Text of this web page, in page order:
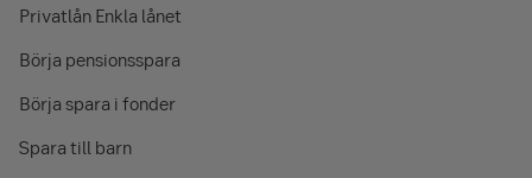
Privatlån Enkla lånet
Börja pensionsspara
Börja spara i fonder
Spara till barn